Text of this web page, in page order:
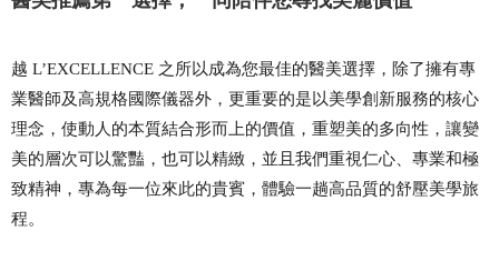
越 L’EXCELLENCE 之所以成為您最佳的醫美選擇，除了擁有專
業醫師及高規格國際儀器外，更重要的是以美學創新服務的核心
理念，使動人的本質結合形而上的價值，重塑美的多向性，讓變
美的層次可以驚豔，也可以精緻，並且我們重視仁心、專業和極
致精神，專為每一位來此的貴賓，體驗一趟高品質的舒壓美學旅
程。